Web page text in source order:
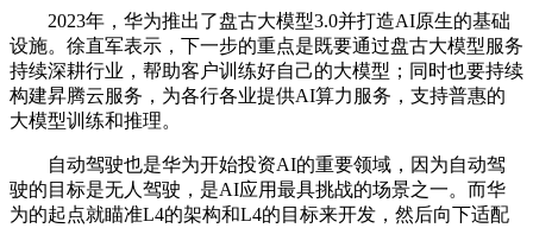
2023年，华为推出了盘古大模型3.0并打造AI原生的基础
设施。徐直军表示，下一步的重点是既要通过盘古大模型服务
持续深耕行业，帮助客户训练好自己的大模型；同时也要持续
构建昇腾云服务，为各行各业提供AI算力服务，支持普惠的
大模型训练和推理。
自动驾驶也是华为开始投资AI的重要领域，因为自动驾
驶的目标是无人驾驶，是AI应用最具挑战的场景之一。而华
为的起点就瞄准L4的架构和L4的目标来开发，然后向下适配